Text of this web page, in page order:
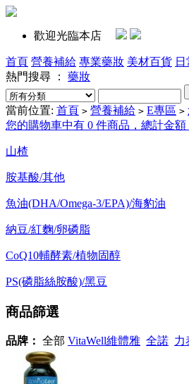
歡迎光臨本店
首頁 營養補給 專業藥妝 美材百貨
熱門搜尋 ： 藥妝
當前位置: 首頁 > 營養補給 > E專區 >
您的購物車中有 0 件商品，總計金額
山楂
胺基酸/其他
魚油(DHA/Omega-3/EPA)/海豹油
納豆/紅麴/卵磷脂
CoQ10輔酵素/植物固醇
PS(磷脂絲胺酸)/黑豆
商品篩選
品牌： 全部 VitaWell維體雅 全諾 力